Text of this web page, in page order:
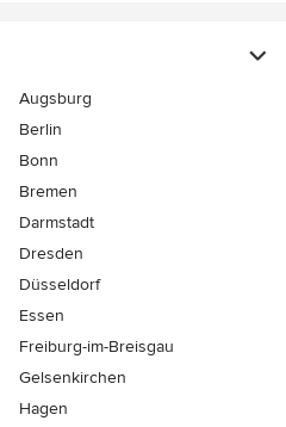
Augsburg
Berlin
Bonn
Bremen
Darmstadt
Dresden
Düsseldorf
Essen
Freiburg-im-Breisgau
Gelsenkirchen
Hagen